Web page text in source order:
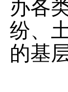
办各
纷、
的基